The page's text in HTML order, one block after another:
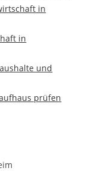
in
in
und
prüfen